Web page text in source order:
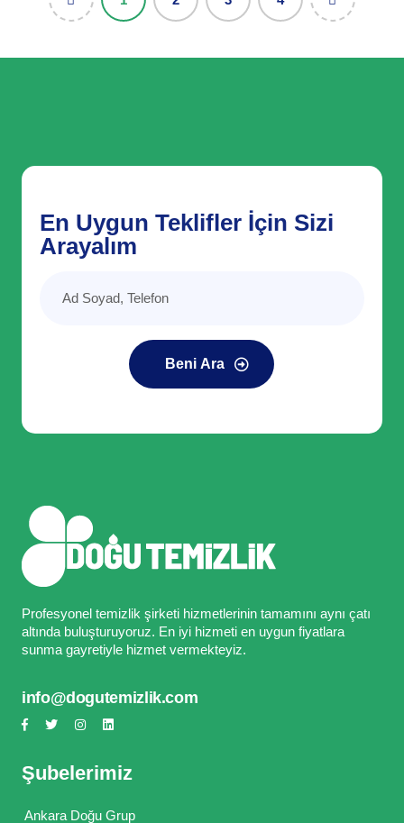
En Uygun Teklifler İçin Sizi
Arayalım
Beni Ara
Profesyonel temizlik şirketi hizmetlerinin tamamını aynı çatı
altında buluşturuyoruz. En iyi hizmeti en uygun fiyatlara
sunma gayretiyle hizmet vermekteyiz.
info@dogutemizlik.com
Şubelerimiz
Ankara Doğu Grup